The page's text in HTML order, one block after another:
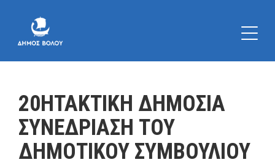
20ΗΤΑΚΤΙΚΗ ΔΗΜΟΣΙΑ
ΣΥΝΕΔΡΙΑΣΗ ΤΟΥ
ΔΗΜΟΤΙΚΟΥ ΣΥΜΒΟΥΛΙΟΥ